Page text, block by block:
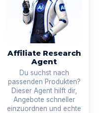
Affiliate Research
Agent
Du suchst nach
passenden Produkten?
Dieser Agent hilft dir,
Angebote schneller
einzuordnen und echte